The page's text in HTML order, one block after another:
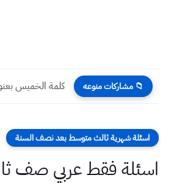
📁 مشاركات منوعه
اسئلة شهرية ثالث متوسط بعد نصف السنة
اسئلة فقط عربي صف